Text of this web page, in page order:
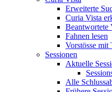
Erweiterte
Curia Vista
Beantwortete
Fahnen lesen
Vorstösse mit
Sessionen
Aktuelle
Alle